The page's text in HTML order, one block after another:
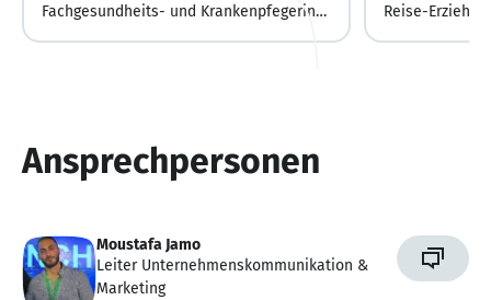
Fachgesundheits- und Krankenpfegerin
Reise-
Ansprechpersonen
Moustafa Jamo
Leiter Unternehmenskommunikation &
Marketing